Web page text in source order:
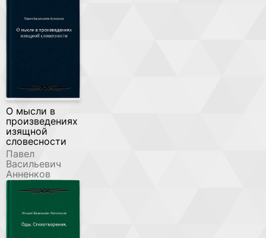
О мысли в
произведениях
изящной
словесности
Павел
Васильевич
Анненков